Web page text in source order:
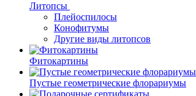
Литопсы
Плейоспилосы
Конофитумы
Другие виды литопсов
Фитокартины
Пустые геометрические флорариумы